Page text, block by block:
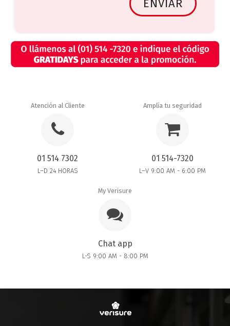
Atención al Cliente
01 514 7302
L–D 24 HORAS
Amplía tu seguridad
01 514-7320
L–V 9:00 AM - 6:00 PM
My Verisure
Chat app
L-S 9:00 AM - 8:00 PM